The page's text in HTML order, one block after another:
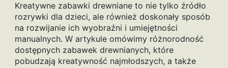
Kreatywne zabawki drewniane to nie tylko źródło
rozrywki dla dzieci, ale również doskonały sposób
na rozwijanie ich wyobraźni i umiejętności
manualnych. W artykule omówimy różnorodność
dostępnych zabawek drewnianych, które
pobudzają kreatywność najmłodszych, a także